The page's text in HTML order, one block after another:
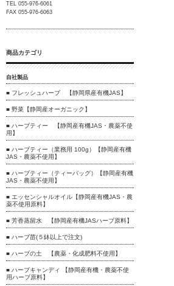
TEL 055-976-6061
FAX 055-976-6063
商品カテゴリ
自社製品
■ フレッシュハーブ 【静岡県産有機JAS】
■ 野菜【静岡産オーガニック】
■ ハーブティー 【静岡産有機JAS・農薬不使
用】
■ ハーブティー（業務用 100g）【静岡産有機
JAS・農薬不使用】
■ ハーブティー（ティーバッグ）【静岡産有機
JAS・農薬不使用】
■ エッセンシャルオイル【静岡産有機JAS・農
薬不使用原料】
■ 芳香蒸留水 【静岡産有機JASハーブ原料】
■ ハーブ苗(５鉢以上で注文)
■ ハーブの土 【農薬・化成肥料不使用】
■ ハーブキャンディ 【静岡産有機・農薬不使
用ハーブ原料】